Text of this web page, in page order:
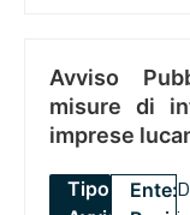
Avviso
misure di
imprese
Tipo:
Ente: